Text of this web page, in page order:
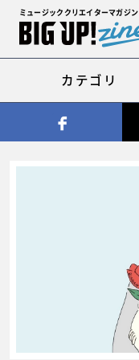
ミュージッククリエイターマガジン
カテゴリ